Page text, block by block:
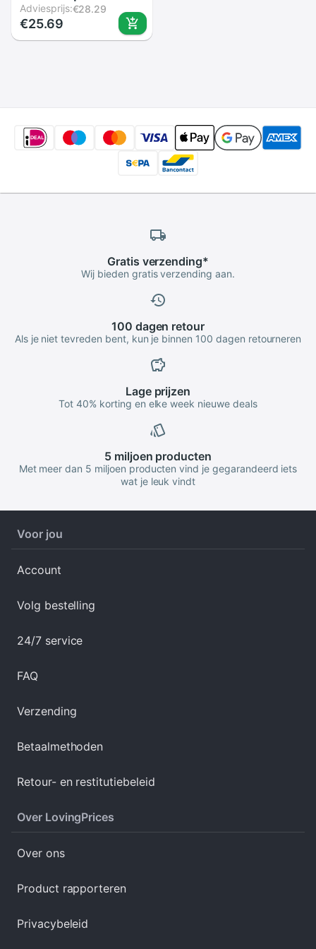
Zonnescherm
Beschermhoes
Anti-Glare
Adviesprijs:€28.29
€25.69
Gratis verzending*
Wij bieden gratis verzending aan.
100 dagen retour
Als je niet tevreden bent, kun je binnen 100 dagen retourneren
Lageprijzen
Tot 40% korting en elke week nieuwe deals
5 miljoen producten
Met meer dan 5 miljoen producten vind je gegarandeerd iets
wat je leuk vindt
Voor jou
Account
Volg bestelling
24/7 service
FAQ
Verzending
Betaalmethoden
Retour- en restitutiebeleid
Over LovingPrices
Over ons
Product rapporteren
Privacybeleid